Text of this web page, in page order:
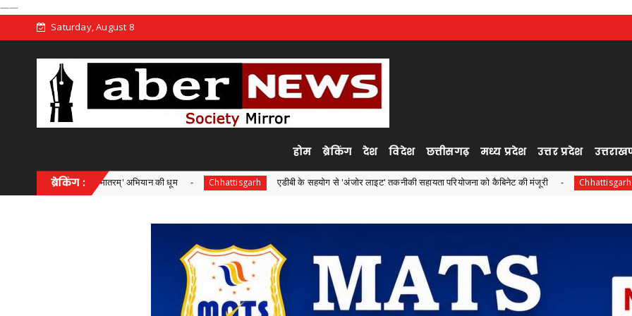
——
Saturday, August 8
होम ब्रेकिंग देश विदेश छत्तीसगढ़ मध्य प्रदेश उत्तर प्रदेश
ब्रेकिंग :
और 'वंदे मातरम्' अभियान की धूम Chhattisgarh एडीबी के सहयोग से 'अंजोर लाइट' तकनीकी सहायता परियोजना को कैबिनेट की मंजूरी Chhattisgarh एनडीएमए एवं